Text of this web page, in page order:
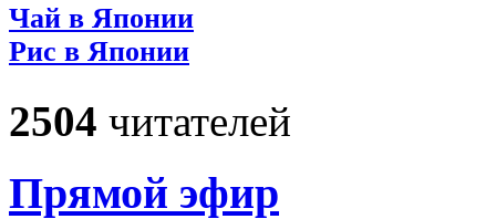
Чай в Японии
Рис в Японии
2504 читателей
Прямой эфир